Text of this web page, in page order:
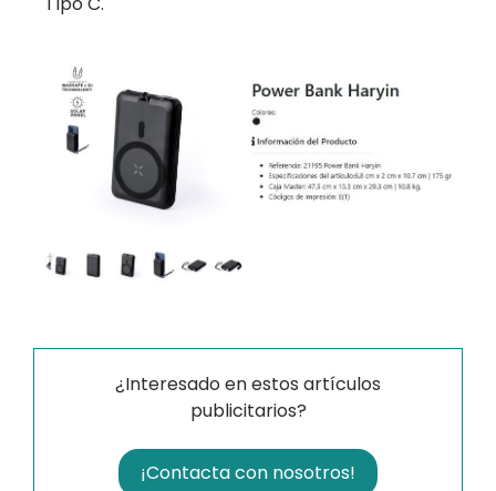
¿Interesado en estos artículos
publicitarios?
¡Contacta con nosotros!